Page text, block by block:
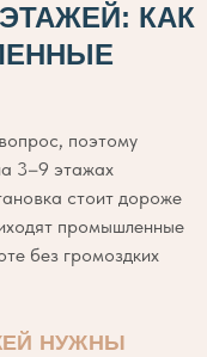
КАК
поэтому
3–9 этажах
стоит дороже
промышленные
без громоздких
НУЖНЫ